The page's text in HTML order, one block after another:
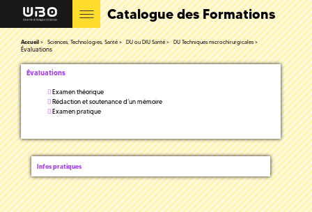
Catalogue des Formations
Accueil Sciences, Technologies, Santé DU ou DIU Santé DU Techniques microchirurgicales
Évaluations
Évaluations
Examen théorique
Rédaction et soutenance d’un mémoire
Examen pratique
Infos pratiques